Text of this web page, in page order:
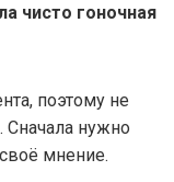
чисто гоночная
поэтому не
Сначала нужно
мнение.